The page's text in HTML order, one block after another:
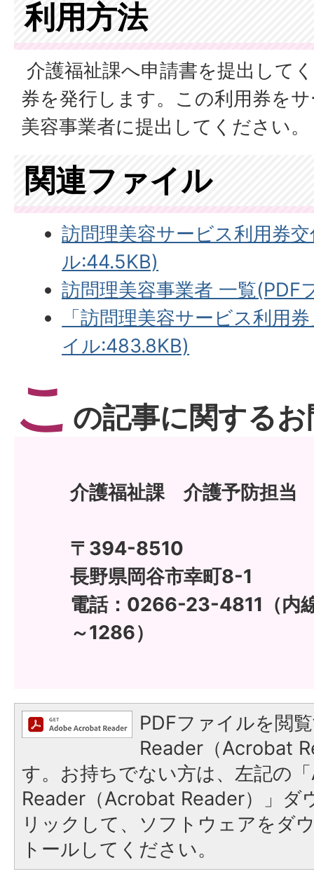
利用方法
介護福祉課へ申請書を提出して
券を発行します。この利用券を
美容事業者に提出してください。
関連ファイル
訪問理美容サービス利用券
ル:44.5KB)
訪問理美容事業者 一覧(PDF
「訪問理美容サービス利用
イル:483.8KB)
こ の記事に関する
介護福祉課 介護予防担当
〒394-8510
長野県岡谷市幸町8-1
電話：0266-23-4811（内
～1286）
PDFファイルを閲
Reader（Acrobat
す。お持ちでない方は、左記の
Reader（Acrobat Reader）」ダ
リックして、ソフトウェアをダ
トールしてください。